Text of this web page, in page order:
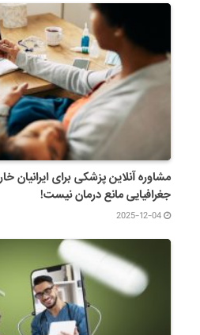
مشاوره آنلاین پزشکی برای ایرانیان
جغرافیایی مانع درمان نیست!
2025-12-04